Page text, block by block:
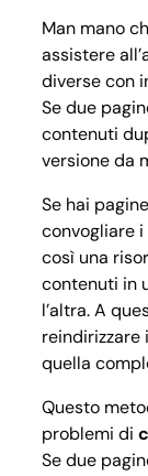
Man mano
assistere
diverse con
Se due
contenuti
versione da
Se hai
convogliare
così una
contenuti in
l’altra. A
quella
Questo
problemi di
Se due